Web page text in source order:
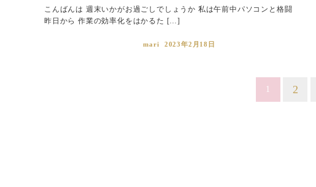
こんばんは 週末いかがお過ごしでしょうか 私は午前中パソコンと格闘
昨日から 作業の効率化をはかるた […]
mari 2023年2月18日
1 2